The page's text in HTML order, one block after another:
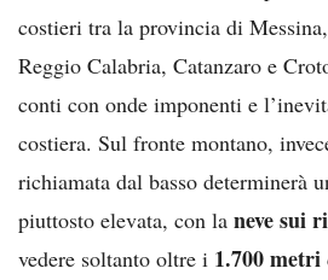
costieri tra la provincia di
Reggio Calabria, Catanzaro e
conti con onde imponenti e
costiera. Sul fronte montano,
richiamata dal basso determinerà
piuttosto elevata, con la neve sui
vedere soltanto oltre i 1.700 metri